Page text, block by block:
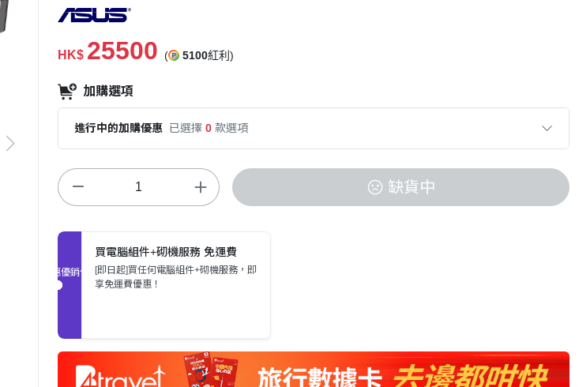
HK$ 25500 ( 5100紅利)
加購選項
進行中的加購優惠 已選擇 0 款選項
缺貨中
促銷優惠
買電腦組件+砌機服務 免運費
[即日起]買任何電腦組件+砌機服務，即
享免運費優惠！